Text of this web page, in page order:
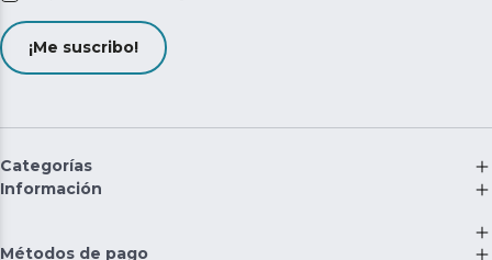
¡Me suscribo!
Categorías
Información
Métodos de pago